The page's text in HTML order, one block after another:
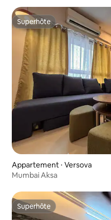
Superhôte
Superhôte
Appartement ⋅ Versova
Mumbai Aksa
Superhôte
Superhôte